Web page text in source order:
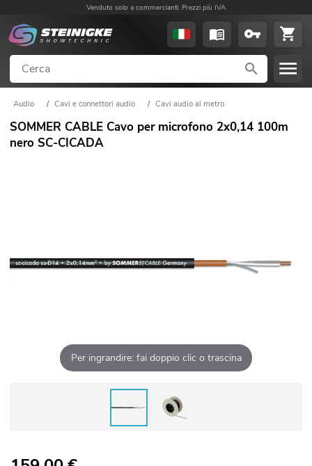
Venduto solo a commercianti. Prezzi più IVA
Audio / Cavi e connettori audio / Cavi audio al metro
SOMMER CABLE Cavo per microfono 2x0,14 100m
nero SC-CICADA
Per ingrandire: fai doppio clic o trascina